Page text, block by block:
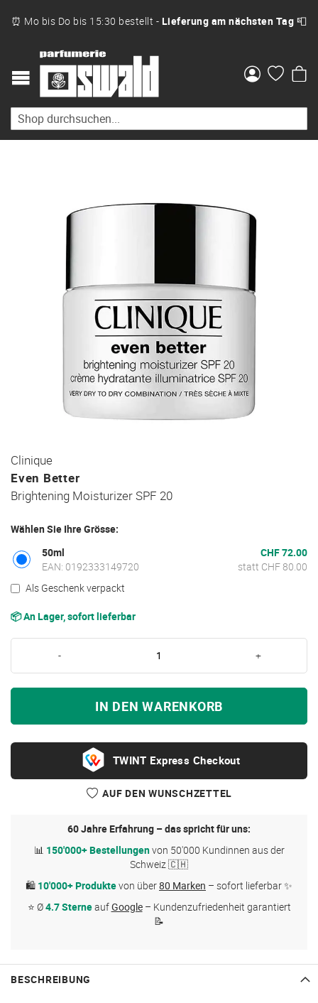
⏰ Mo bis Do bis 15:30 bestellt - Lieferung am nächsten Tag 📮
Zum
Anfang
der
Bildgalerie
Clinique
Even Better
Brightening Moisturizer SPF 20
Wählen Sie Ihre Grösse:
50ml
EAN: 0192333149720
CHF 72.00
statt CHF 80.00
Als Geschenk verpackt
📦 An Lager, sofort lieferbar
- +
IN DEN WARENKORB
Express Checkout
AUF DEN WUNSCHZETTEL
60 Jahre Erfahrung – das spricht für uns:
📊 150'000+ Bestellungenvon 50'000 Kundinnen aus der
Schweiz 🇨🇭
🛍 10'000+ Produktevon über80 Marken – sofort lieferbar ✨
⭐ Ø4.7 SterneaufGoogle– Kundenzufriedenheit garantiert
📝
BESCHREIBUNG